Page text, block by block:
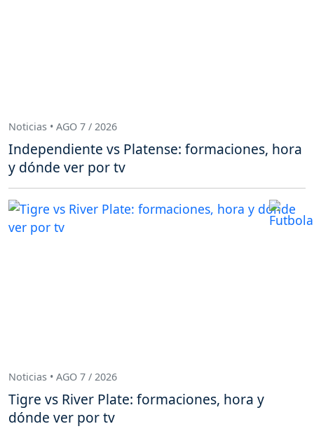
Noticias • AGO 7 / 2026
Independiente vs Platense: formaciones, hora
y dónde ver por tv
Noticias • AGO 7 / 2026
Tigre vs River Plate: formaciones, hora y
dónde ver por tv